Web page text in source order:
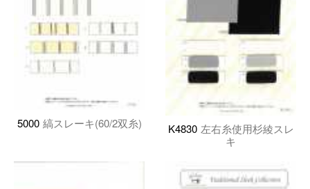
5000 縞スレーキ(60/2双糸) K4830 左右糸使用杉綾スレ
キ